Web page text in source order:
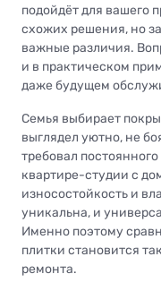
подойдёт для вашего
схожих решения, но
важные различия.
и в практическом
даже будущем
Семья выбирает
выглядел уютно, не
требовал
квартире-студии с
износостойкость и
уникальна, и
Именно поэтому
плитки становится
ремонта.